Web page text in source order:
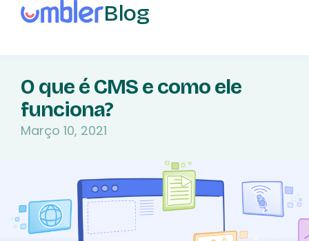
Blog
O que é CMS e como ele
funciona?
Março 10, 2021